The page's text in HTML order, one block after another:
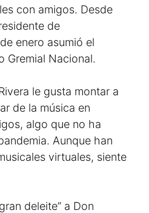
con amigos. Desde
de
enero asumió el
Gremial Nacional.
le gusta montar a
de la música en
algo que no ha
Aunque han
virtuales, siente
deleite” a Don